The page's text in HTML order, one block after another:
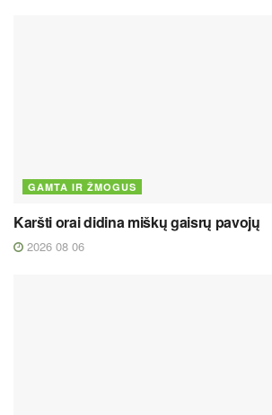
GAMTA IR ŽMOGUS
Karšti orai didina miškų gaisrų pavojų
2026 08 06